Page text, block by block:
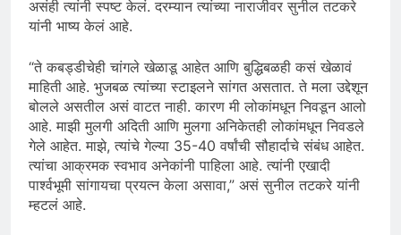
असंही त्यांनी स्पष्ट केलं. दरम्यान त्यांच्या नाराजीवर सुनील तटकरे
यांनी भाष्य केलं आहे.
“ते कबड्डीचेही चांगले खेळाडू आहेत आणि बुद्धिबळही कसं खेळावं
माहिती आहे. भुजबळ त्यांच्या स्टाइलने सांगत असतात. ते मला उद्देशून
बोलले असतील असं वाटत नाही. कारण मी लोकांमधून निवडून आलो
आहे. माझी मुलगी अदिती आणि मुलगा अनिकेतही लोकांमधून निवडले
गेले आहेत. माझे, त्यांचे गेल्या 35-40 वर्षांची सौहार्दाचे संबंध आहेत.
त्यांचा आक्रमक स्वभाव अनेकांनी पाहिला आहे. त्यांनी एखादी
पार्श्वभूमी सांगायचा प्रयत्न केला असावा,” असं सुनील तटकरे यांनी
म्हटलं आहे.